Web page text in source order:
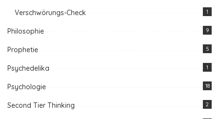
Verschwörungs-Check 1
Philosophie 9
Prophetie 5
Psychedelika 1
Psychologie 18
Second Tier Thinking 2